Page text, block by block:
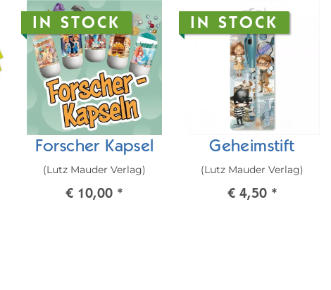
IN STOCK
Forscher Kapsel
(Lutz Mauder Verlag)
€ 10,00 *
IN STOCK
Geheimstift
(Lutz Mauder Verlag)
€ 4,50 *